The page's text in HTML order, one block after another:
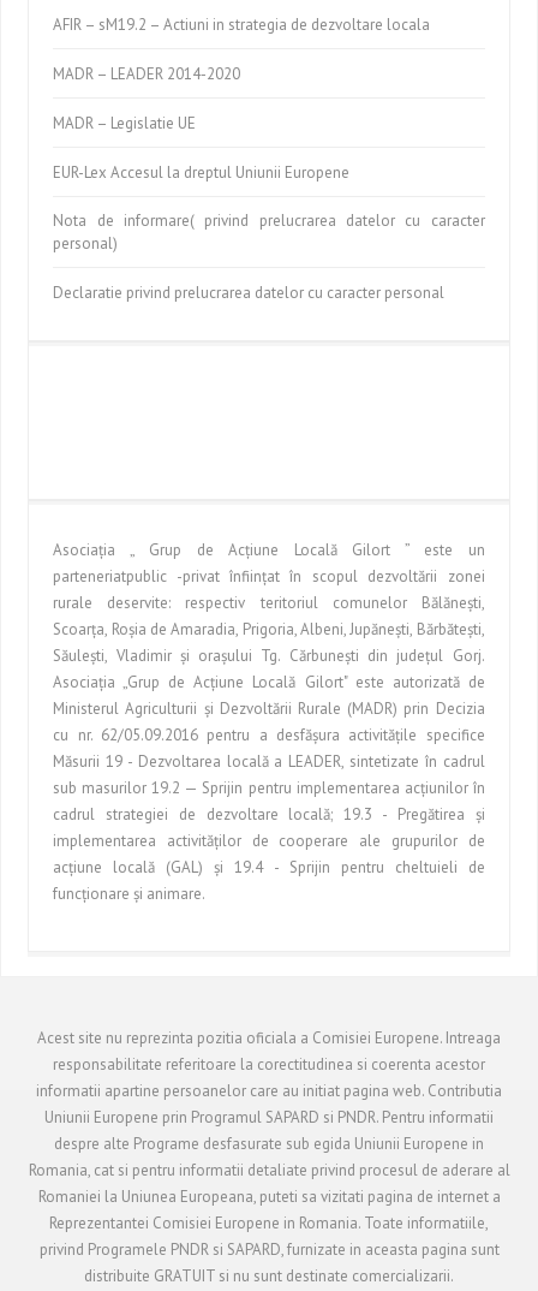
AFIR – sM19.2 – Actiuni in strategia de dezvoltare locala
MADR – LEADER 2014-2020
MADR – Legislatie UE
EUR-Lex Accesul la dreptul Uniunii Europene
Nota de informare( privind prelucrarea datelor cu caracter
personal)
Declaratie privind prelucrarea datelor cu caracter personal
Asociaţia „ Grup de Acţiune Locală Gilort ” este un
parteneriatpublic -privat înfiinţat în scopul dezvoltării zonei
rurale deservite: respectiv teritoriul comunelor Bălăneşti,
Scoarţa, Roşia de Amaradia, Prigoria, Albeni, Jupăneşti, Bărbăteşti,
Săuleşti, Vladimir şi oraşului Tg. Cărbuneşti din judeţul Gorj.
Asociaţia „Grup de Acţiune Locală Gilort" este autorizată de
Ministerul Agriculturii şi Dezvoltării Rurale (MADR) prin Decizia
cu nr. 62/05.09.2016 pentru a desfăşura activităţile specifice
Măsurii 19 - Dezvoltarea locală a LEADER, sintetizate în cadrul
sub masurilor 19.2 — Sprijin pentru implementarea acţiunilor în
cadrul strategiei de dezvoltare locală; 19.3 - Pregătirea şi
implementarea activităţilor de cooperare ale grupurilor de
acţiune locală (GAL) şi 19.4 - Sprijin pentru cheltuieli de
funcţionare şi animare.
Acest site nu reprezinta pozitia oficiala a Comisiei Europene. Intreaga
responsabilitate referitoare la corectitudinea si coerenta acestor
informatii apartine persoanelor care au initiat pagina web. Contributia
Uniunii Europene prin Programul SAPARD si PNDR. Pentru informatii
despre alte Programe desfasurate sub egida Uniunii Europene in
Romania, cat si pentru informatii detaliate privind procesul de aderare al
Romaniei la Uniunea Europeana, puteti sa vizitati pagina de internet a
Reprezentantei Comisiei Europene in Romania. Toate informatiile,
privind Programele PNDR si SAPARD, furnizate in aceasta pagina sunt
distribuite GRATUIT si nu sunt destinate comercializarii.